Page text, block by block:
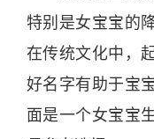
特别是女宝宝的
在传统文化中，
好名字有助于宝
面是一个女宝宝